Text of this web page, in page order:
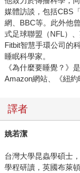
媒體訪談，包括CBS
網、BBC等。此外他
式足球聯盟（NFL）
Fitbit智慧手環公司的
睡眠科學家。
《為什麼要睡覺？》
Amazon網站、《紐約
譯者
姚若潔
台灣大學昆蟲學碩士
學程研讀，英國布萊